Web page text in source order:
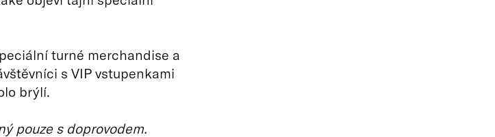
turné merchandise a
s VIP vstupenkami
brýlí.
pouze s doprovodem.